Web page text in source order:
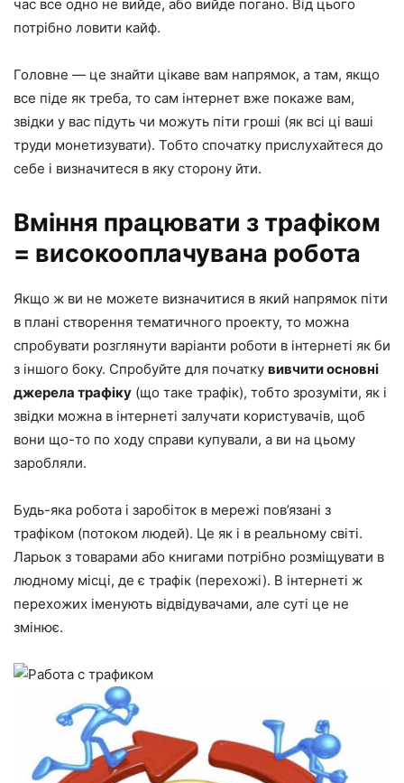
час все одно не вийде, або вийде погано. Від цього
потрібно ловити кайф.
Головне — це знайти цікаве вам напрямок, а там, якщо
все піде як треба, то сам інтернет вже покаже вам,
звідки у вас підуть чи можуть піти гроші (як всі ці ваші
труди монетизувати). Тобто спочатку прислухайтеся до
себе і визначитеся в яку сторону йти.
Вміння працювати з трафіком
= високооплачувана робота
Якщо ж ви не можете визначитися в який напрямок піти
в плані створення тематичного проекту, то можна
спробувати розглянути варіанти роботи в інтернеті як би
з іншого боку. Спробуйте для початку вивчити основні
джерела трафіку (що таке трафік), тобто зрозуміти, як і
звідки можна в інтернеті залучати користувачів, щоб
вони що-то по ходу справи купували, а ви на цьому
заробляли.
Будь-яка робота і заробіток в мережі пов’язані з
трафіком (потоком людей). Це як і в реальному світі.
Ларьок з товарами або книгами потрібно розміщувати в
людному місці, де є трафік (перехожі). В інтернеті ж
перехожих іменують відвідувачами, але суті це не
змінює.